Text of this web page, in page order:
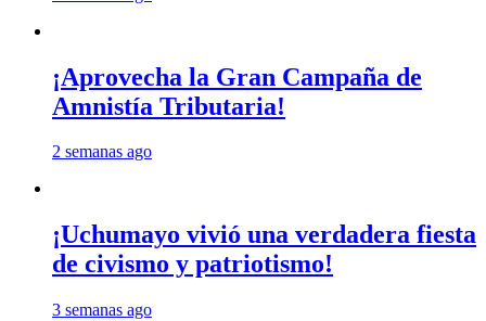
¡Aprovecha la Gran Campaña de
Amnistía Tributaria!
2 semanas ago
¡Uchumayo vivió una verdadera fiesta
de civismo y patriotismo!
3 semanas ago